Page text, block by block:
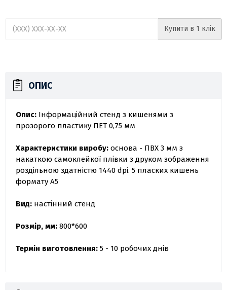
Купити в 1 клік
ОПИС
Опис: Інформаційний стенд з кишенями з
прозорого пластику ПЕТ 0,75 мм
Характеристики виробу: основа - ПВХ 3 мм з
накаткою самоклейкої плівки з друком зображення
роздільною здатністю 1440 dpi. 5 пласких кишень
формату А5
Вид: настінний стенд
Розмір, мм: 800*600
Термін виготовлення: 5 - 10 робочих днів